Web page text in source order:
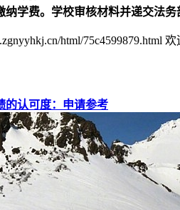
学费。学校审核材料并递交法
html/75c4599879.html
的认可度：申请参考